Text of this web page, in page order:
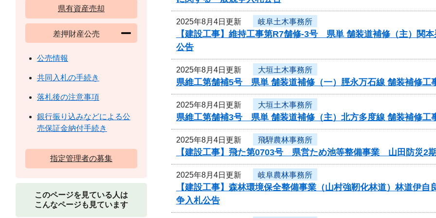
2025年8月4日更新 岐阜土木事務所
【建設工事】維持工事第R7舗修-3号 県単 舗装道補修（主）関
公告
2025年8月4日更新 大垣土木事務所
県維工第舗補5号 県単 舗装道補修（一）脛永万石線 舗装補修工
2025年8月4日更新 大垣土木事務所
県維工第舗補3号 県単 舗装道補修（主）北方多度線 舗装補修工
2025年8月4日更新 飛騨農林事務所
【建設工事】飛た第0703号 県営ため池等整備事業 山田防災2
2025年8月4日更新 岐阜農林事務所
【建設工事】森林環境保全整備事業（山村強靭化林道）林道伊
争入札公告
県有資産売却
差押財産公売
公売情報
共同入札の手続き
落札後の注意事項
銀行振り込みなどによる公
売保証金納付手続き
指定管理者の募集
このページを見ている人は
こんなページも見ています